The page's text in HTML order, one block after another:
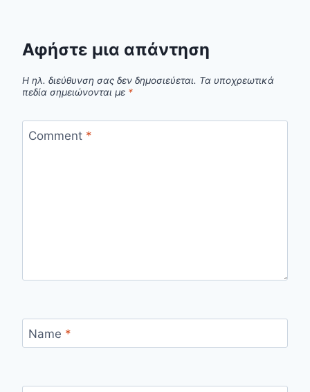
Αφήστε μια απάντηση
Η ηλ. διεύθυνση σας δεν δημοσιεύεται. Τα υποχρεωτικά
πεδία σημειώνονται με *
Comment *
Name *